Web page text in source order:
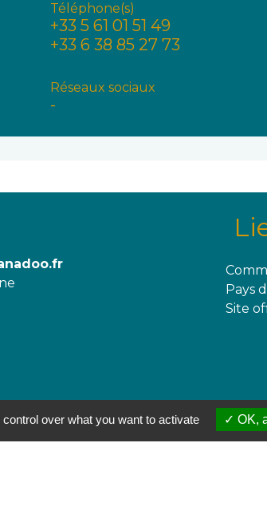
Téléphone(s)
+33 5 61 01 51 49
+33 6 38 85 27 73
Réseaux sociaux
-
Pays
Site
over what you want to activate OK,